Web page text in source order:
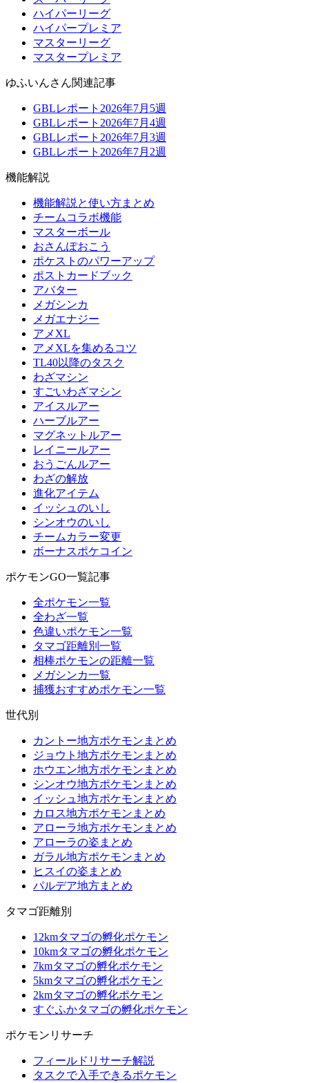
ハイパーリーグ
ハイパープレミア
マスターリーグ
マスタープレミア
ゆふいんさん関連記事
GBLレポート2026年7月5週
GBLレポート2026年7月4週
GBLレポート2026年7月3週
GBLレポート2026年7月2週
機能解説
機能解説と使い方まとめ
チームコラボ機能
マスターボール
おさんぽおこう
ポケストのパワーアップ
ポストカードブック
アバター
メガシンカ
メガエナジー
アメXL
アメXLを集めるコツ
TL40以降のタスク
わざマシン
すごいわざマシン
アイスルアー
ハーブルアー
マグネットルアー
レイニールアー
おうごんルアー
わざの解放
進化アイテム
イッシュのいし
シンオウのいし
チームカラー変更
ボーナスポケコイン
ポケモンGO一覧記事
全ポケモン一覧
全わざ一覧
色違いポケモン一覧
タマゴ距離別一覧
相棒ポケモンの距離一覧
メガシンカ一覧
捕獲おすすめポケモン一覧
世代別
カントー地方ポケモンまとめ
ジョウト地方ポケモンまとめ
ホウエン地方ポケモンまとめ
シンオウ地方ポケモンまとめ
イッシュ地方ポケモンまとめ
カロス地方ポケモンまとめ
アローラ地方ポケモンまとめ
アローラの姿まとめ
ガラル地方ポケモンまとめ
ヒスイの姿まとめ
パルデア地方まとめ
タマゴ距離別
12kmタマゴの孵化ポケモン
10kmタマゴの孵化ポケモン
7kmタマゴの孵化ポケモン
5kmタマゴの孵化ポケモン
2kmタマゴの孵化ポケモン
すぐふかタマゴの孵化ポケモン
ポケモンリサーチ
フィールドリサーチ解説
タスクで入手できるポケモン